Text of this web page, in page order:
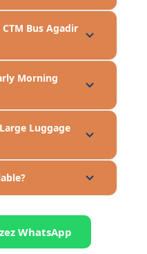
Bus Agadir
Morning
Luggage
WhatsApp